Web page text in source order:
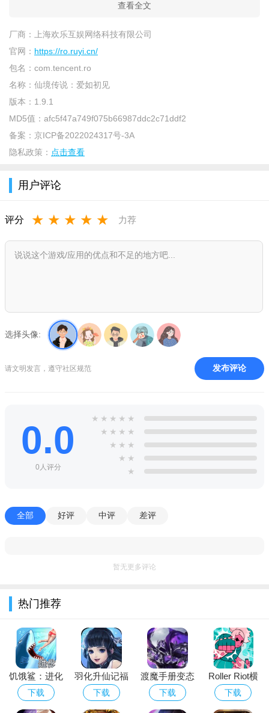
辅助/治疗型职业：团队刚需，侧重提升治疗量、buff效果与生
存能力，易组队;
坦克型职业：适合抗压抗伤，优先培养防御、生命值属性，
保障团队续航。
装备打造：通过副本掉落、活动奖励获取高品质装备，强
化、精炼装备提升属性，搭配职业专属套装效果;
坐骑培养：部分坐骑为专属获取，需关注活动或特殊玩法解
查看全文
厂商：
上海欢乐互娱网络科技有限公司
官网： https://ro.ruyi.cn/
包名： com.tencent.ro
名称： 仙境传说：爱如初见
版本： 1.9.1
MD5值： afc5f47a749f075b66987ddc2c71ddf2
备案： 京ICP备2022024317号-3A
隐私政策： 点击查看
用户评论
评分 ★ ★ ★ ★ ★ 力荐
选择头像:
请文明发言，遵守社区规范 发布评论
0.0
0人评分
★ ★ ★ ★ ★
★ ★ ★ ★
★ ★ ★
★ ★
★
全部 好评 中评 差评
暂无更多评论
热门推荐
饥饿鲨：进化
下载无限钻石
版无限金币无
下载
羽化升仙记福
利版
下载
渡魔手册变态
版
下载
Roller Riot横
街快打
下载